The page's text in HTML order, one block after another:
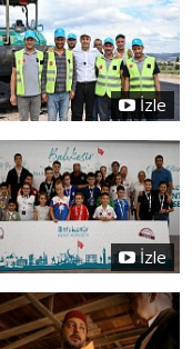
İzle
İzle